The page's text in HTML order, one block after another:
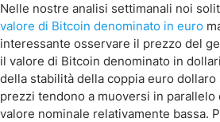
Nelle nostre analisi settimanali noi
valore di Bitcoin denominato in euro
interessante osservare il prezzo del
il valore di Bitcoin denominato in
della stabilità della coppia euro
prezzi tendono a muoversi in parallelo
valore nominale relativamente bassa.